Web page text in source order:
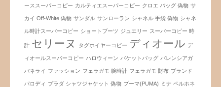
ーススーパーコピー カルティエスーパーコピー クロエ バッグ 偽物 サ
カイ Off-White 偽物 サンダル サンローラン シャネル 手袋 偽物 シャネ
ル時計スーパーコピー ショートブーツ ジュエリー スーパーコピー 時
計 セリーヌ タグホイヤーコピー ディオール デ
ィオールスーパーコピー ハロウィーン バケットバッグ バレンシアガ
パネライ ファッション フェラガモ 腕時計 フェラガモ 財布 ブランド
パロディ プラダ シャツジャケット 偽物 プーマ(PUMA) ミナ ペルホネ